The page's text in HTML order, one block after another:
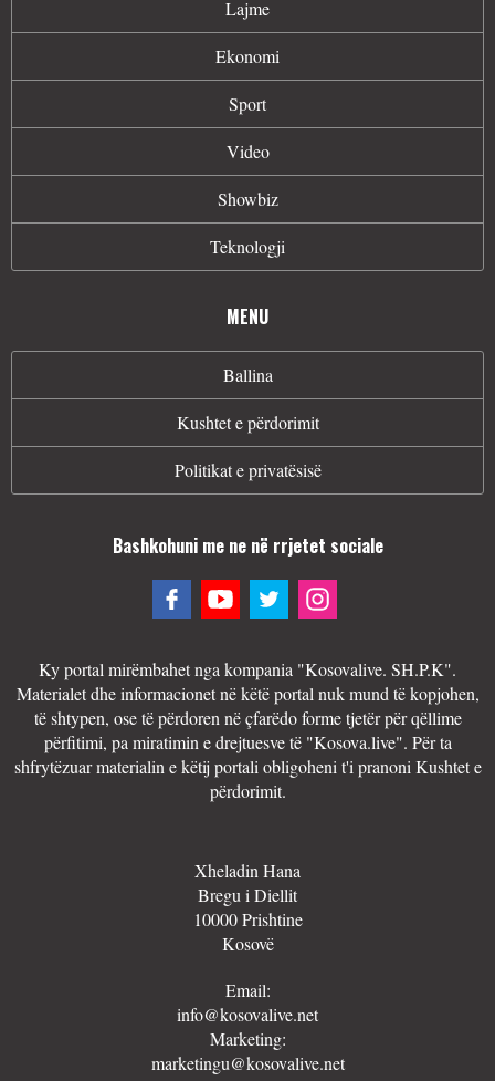
Lajme
Ekonomi
Sport
Video
Showbiz
Teknologji
MENU
Ballina
Kushtet e përdorimit
Politikat e privatësisë
Bashkohuni me ne në rrjetet sociale
Ky portal mirëmbahet nga kompania "Kosovalive. SH.P.K".
Materialet dhe informacionet në këtë portal nuk mund të kopjohen,
të shtypen, ose të përdoren në çfarëdo forme tjetër për qëllime
përfitimi, pa miratimin e drejtuesve të "Kosova.live". Për ta
shfrytëzuar materialin e këtij portali obligoheni t'i pranoni Kushtet e
përdorimit.
Xheladin Hana
Bregu i Diellit
10000 Prishtine
Kosovë
Email:
info@kosovalive.net
Marketing:
marketingu@kosovalive.net